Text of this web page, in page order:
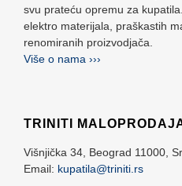
svu prateću opremu za
elektro materijala, praškastih
renomiranih proizvodjača.
Više o nama ›››
TRINITI
Višnjička 34, Beograd 11000,
Email: kupatila@triniti.rs